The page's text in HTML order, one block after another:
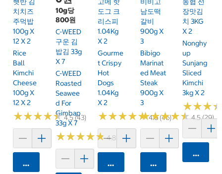
치치즈
주먹밥
100g X
12 X 2
Rice
Ball
Kimchi
Cheese
100g X
12 X 2
★★★★★
★★★★★4.5 (43)
카트에 담기
10g당
800원
C-WEED
구운 김
밥김 33g
X 7
C-WEED
Roasted
Seawee
D For
Gimbap
33g X 7
★★★★★
★★★★★4.8 (31)
도그 크
리스피
1.04Kg
X 2
Gourme
T Crispy
Hot
Dogs
1.04Kg
X 2
★★★★★
★★★★★4.6 (46)
카트에 담기
남도떡
갈비
900g X
3
Bibigo
Marinat
Ed Meat
Steak
900g X
3
★★★★★
★★★★★4.5 (29)
카트에 담기
장맛김
치 3KG
X 2
Nonghy
Up
Sunjang
Sliced
Kimchi
3kg X 2
★★★
★★★
카트에